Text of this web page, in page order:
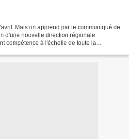
Mais on apprend par le communiqué de
d'une nouvelle direction régionale
compétence à l'échelle de toute la